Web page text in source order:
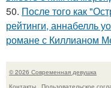
50. После того как
рейтинги, аннабелль
романе с Киллианом
© 2026 Современная девушка
Контакты
Пользовательское